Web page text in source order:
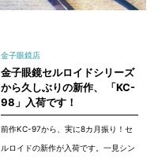
金子眼鏡店
金子眼鏡セルロイドシリーズ
から久しぶりの新作、 「KC-
98」入荷です！
前作KC-97から、実に8カ月振り！セ
ルロイドの新作が入荷です。一見シン